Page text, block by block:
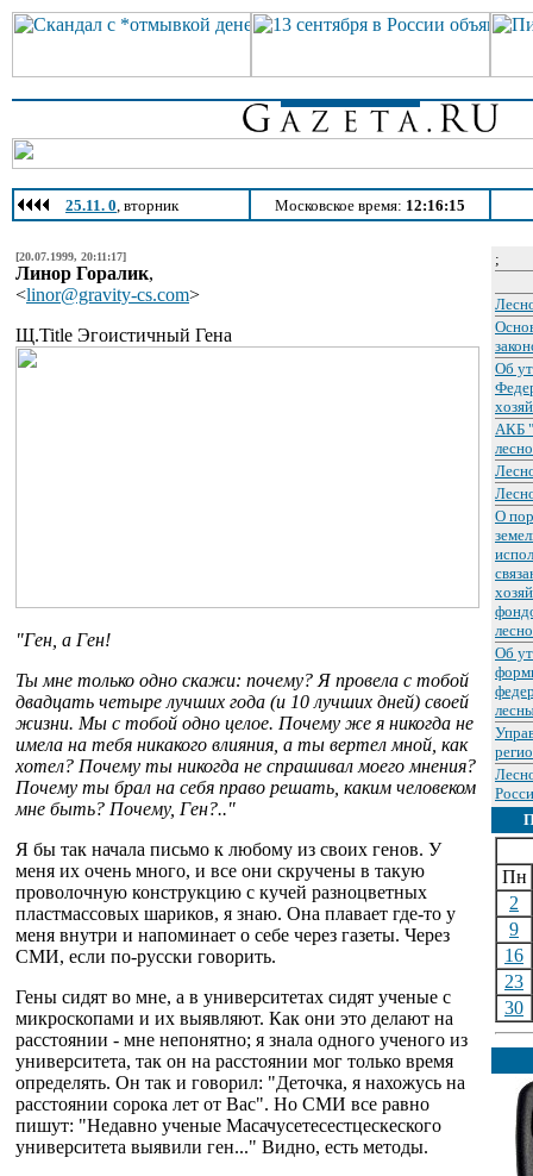
25.11. 0, вторник Московское время: 12:16:15
[20.07.1999, 20:11:17]
Линор Горалик,
<linor@gravity-cs.com>
Щ.Title Эгоистичный Гена
"Ген, а Ген!
Ты мне только одно скажи: почему? Я провела с тобой
двадцать четыре лучших года (и 10 лучших дней) своей
жизни. Мы с тобой одно целое. Почему же я никогда не
имела на тебя никакого влияния, а ты вертел мной, как
хотел? Почему ты никогда не спрашивал моего мнения?
Почему ты брал на себя право решать, каким человеком
мне быть? Почему, Ген?.."
Я бы так начала письмо к любому из своих генов. У
меня их очень много, и все они скручены в такую
проволочную конструкцию с кучей разноцветных
пластмассовых шариков, я знаю. Она плавает где-то у
меня внутри и напоминает о себе через газеты. Через
СМИ, если по-русски говорить.
Гены сидят во мне, а в университетах сидят ученые с
микроскопами и их выявляют. Как они это делают на
расстоянии - мне непонятно; я знала одного ученого из
университета, так он на расстоянии мог только время
определять. Он так и говорил: "Деточка, я нахожусь на
расстоянии сорока лет от Вас". Но СМИ все равно
пишут: "Недавно ученые Масачусетесестцескеского
университета выявили ген..." Видно, есть методы.
;
Об
АКБ
О
Об
Пн
2
9
16
23
30